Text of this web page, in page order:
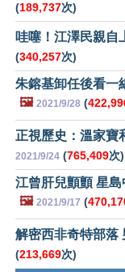
(189,737次)
哇噻！江澤民親自
(340,257次)
朱鎔基卸任後看一
🖼️ 2021/9/28 (
正視歷史：溫家寶
2021/9/24 (765,409次)
江曾肝兒顫顫 星島
🖼️ 2021/9/17 (
解密西非奇特部落
(213,669次)